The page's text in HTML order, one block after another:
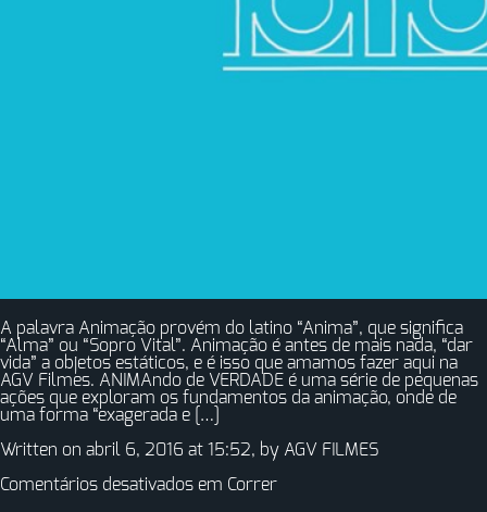
A palavra Animação provém do latino “Anima”, que significa
“Alma” ou “Sopro Vital”. Animação é antes de mais nada, “dar
vida” a objetos estáticos, e é isso que amamos fazer aqui na
AGV Filmes. ANIMAndo de VERDADE é uma série de pequenas
ações que exploram os fundamentos da animação, onde de
uma forma “exagerada e […]
Written on abril 6, 2016 at 15:52, by AGV FILMES
Comentários desativados em Correr